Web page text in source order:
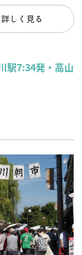
詳しく見る
駅7:34発・高山